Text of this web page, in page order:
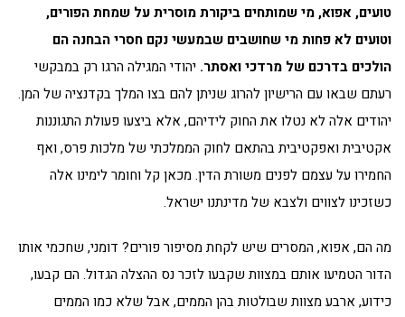
טועים, אפוא, מי שמותחים ביקורת מוסרית על שמחת הפורים,
וטועים לא פחות מי שחושבים שבמעשי נקם חסרי הבחנה הם
הולכים בדרכם של מרדכי ואסתר. יהודי המגילה הרגו רק במבקשי
רעתם שבאו עם הרישיון להרוג שניתן להם בצו המלך בקדנציה של המן.
יהודים אלה לא נטלו את החוק לידיהם, אלא ביצעו פעולת התגוננות
אקטיבית ואפקטיבית בהתאם לחוק הממלכתי של מלכות פרס, ואף
החמירו על עצמם לפנים משורת הדין. מכאן קל וחומר לימינו אלה
כשזכינו לצווים ולצבא של מדינתנו ישראל.
מה הם, אפוא, המסרים שיש לקחת מסיפור פורים? דומני, שחכמי אותו
הדור הטמיעו אותם במצוות שקבעו לזכר נס ההצלה הגדול. הם קבעו,
כידוע, ארבע מצוות שבולטות בהן הממים, אבל שלא כמו הממים